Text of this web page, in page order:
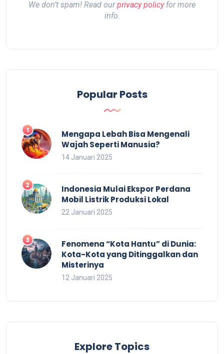
We don’t spam! Read ourprivacy policyfor more
info.
Popular Posts
Mengapa Lebah Bisa Mengenali
Wajah Seperti Manusia?
14 Januari 2025
Indonesia Mulai Ekspor Perdana
Mobil Listrik Produksi Lokal
22 Januari 2025
Fenomena “Kota Hantu” di Dunia:
Kota-Kota yang Ditinggalkan dan
Misterinya
12 Januari 2025
Explore Topics